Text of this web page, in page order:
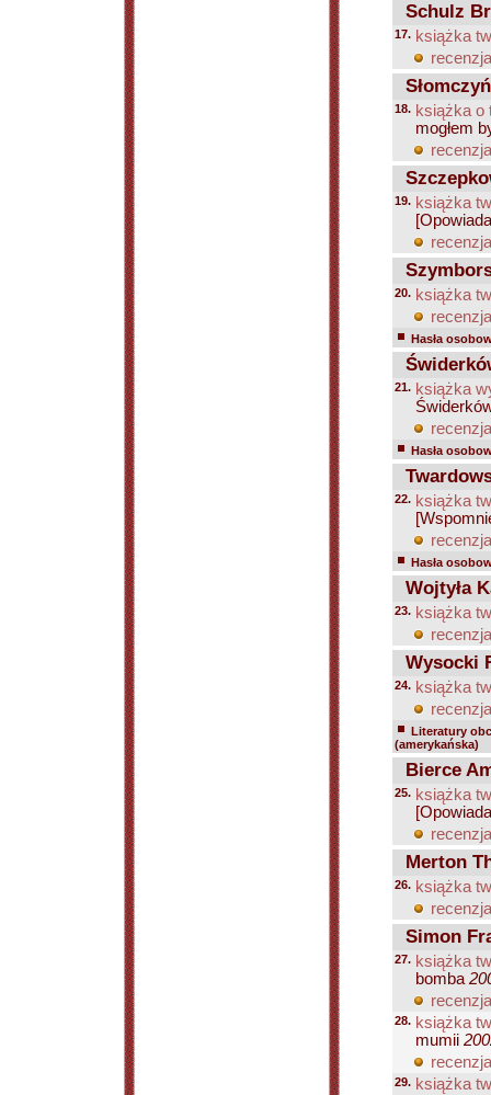
Schulz
17. książka
18. książka o
mogłem
19. książka
20. książka
Hasła
21. książka
Hasła
22. książka
Hasła
Wojtyła
23. książka
Wysocki
24. książka
Literatury
(amerykańska)
Bierce
25. książka
Merton
26. książka
Simon
27. książka
bomba
28. książka
mumii
29. książka